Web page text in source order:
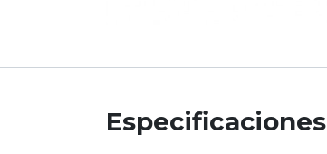
Especificaciones